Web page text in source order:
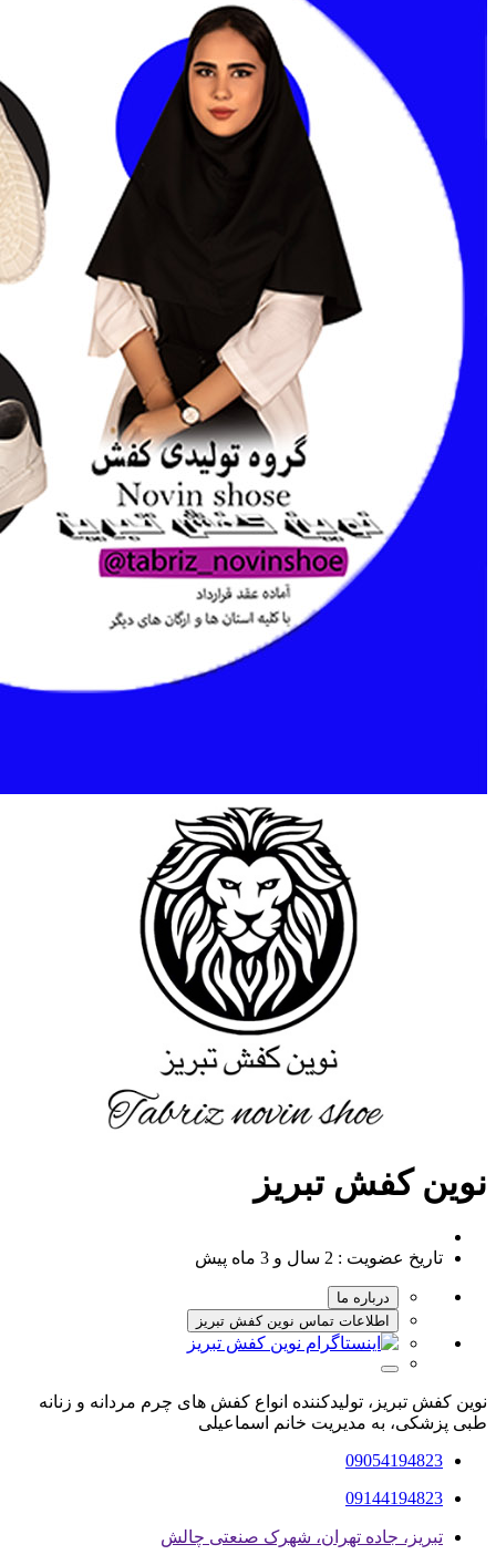
نوین کفش تبریز
تاریخ عضویت : 2 سال و 3 ماه پیش
درباره ما
اطلاعات تماس نوین کفش تبریز
نوین کفش تبریز، تولیدکننده انواع کفش های چرم مردانه و زنانه
طبی پزشکی، به مدیریت خانم اسماعیلی
09054194823
09144194823
تبریز، جاده تهران، شهرک صنعتی چالش